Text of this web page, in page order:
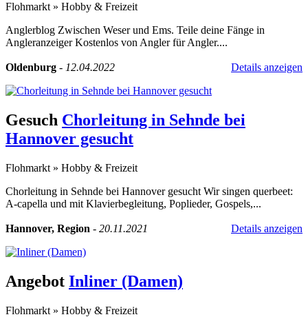
Flohmarkt » Hobby & Freizeit
Anglerblog Zwischen Weser und Ems. Teile deine Fänge in
Angleranzeiger Kostenlos von Angler für Angler....
Oldenburg - 12.04.2022 Details anzeigen
Gesuch Chorleitung in Sehnde bei
Hannover gesucht
Flohmarkt » Hobby & Freizeit
Chorleitung in Sehnde bei Hannover gesucht Wir singen querbeet:
A-capella und mit Klavierbegleitung, Poplieder, Gospels,...
Hannover, Region - 20.11.2021 Details anzeigen
Angebot Inliner (Damen)
Flohmarkt » Hobby & Freizeit